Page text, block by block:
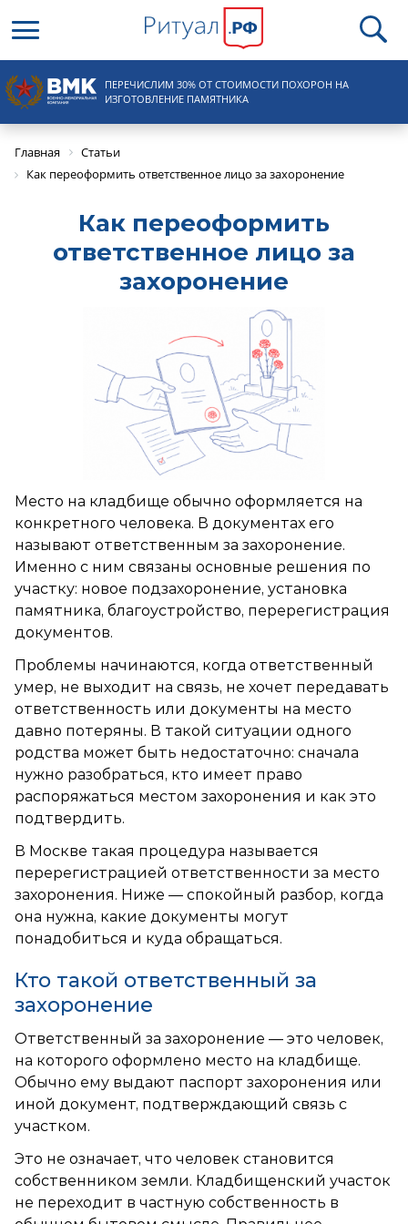
Круглосуточная справочная
8 (495) 100-31-15
ПЕРЕЧИСЛИМ 30% ОТ СТОИМОСТИ ПОХОРОН НА
ИЗГОТОВЛЕНИЕ ПАМЯТНИКА
Главная
Статьи
Как переоформить ответственное лицо за захоронение
Как переоформить
ответственное лицо за
захоронение
Место на кладбище обычно оформляется на
конкретного человека. В документах его
называют ответственным за захоронение.
Именно с ним связаны основные решения по
участку: новое подзахоронение, установка
памятника, благоустройство, перерегистрация
документов.
Проблемы начинаются, когда ответственный
умер, не выходит на связь, не хочет передавать
ответственность или документы на место
давно потеряны. В такой ситуации одного
родства может быть недостаточно: сначала
нужно разобраться, кто имеет право
распоряжаться местом захоронения и как это
подтвердить.
В Москве такая процедура называется
перерегистрацией ответственности за место
захоронения. Ниже — спокойный разбор, когда
она нужна, какие документы могут
понадобиться и куда обращаться.
Кто такой ответственный за
захоронение
Ответственный за захоронение — это человек,
на которого оформлено место на кладбище.
Обычно ему выдают паспорт захоронения или
иной документ, подтверждающий связь с
участком.
Это не означает, что человек становится
собственником земли. Кладбищенский участок
не переходит в частную собственность в